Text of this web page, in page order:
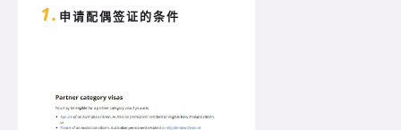
1. 申请配偶签证的条件